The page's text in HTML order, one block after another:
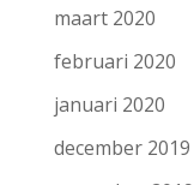
maart 2020
februari 2020
januari 2020
december 2019